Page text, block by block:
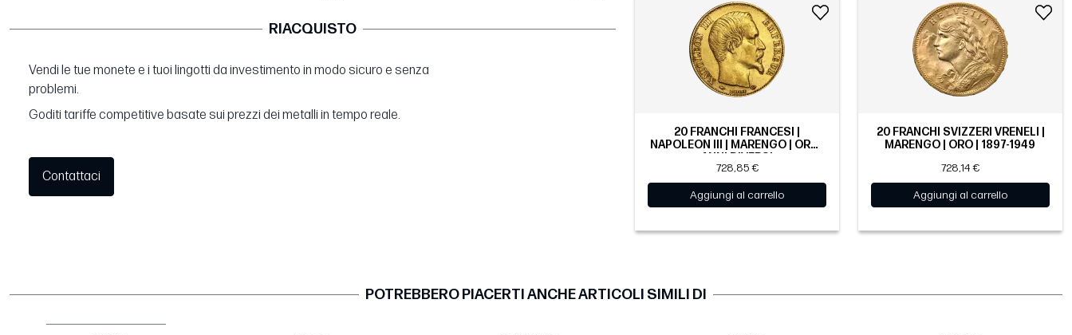
RIACQUISTO
Vendi le tue monete e i tuoi lingotti da investimento in modo sicuro e senza
problemi.
Goditi tariffe competitive basate sui prezzi dei metalli in tempo reale.
Contattaci
20 FRANCHI FRANCESI |
NAPOLEON III | MARENGO | ORO |
ANNI DIVERSI
728,85 €
Aggiungi al carrello
20 FRANCHI SVIZZERI VRENELI |
MARENGO | ORO | 1897-1949
728,14 €
Aggiungi al carrello
POTREBBERO PIACERTI ANCHE ARTICOLI SIMILI DI